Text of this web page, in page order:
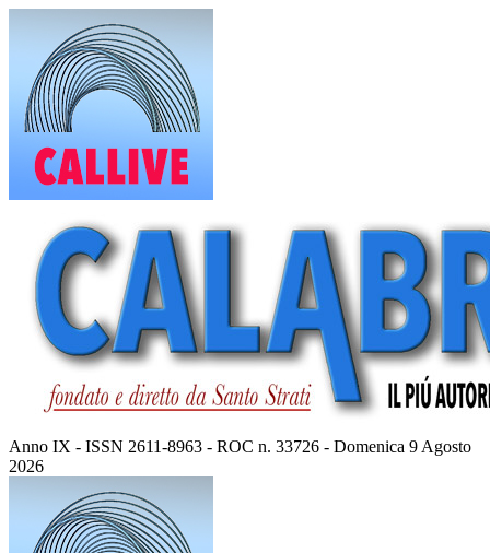
contenuto
Anno IX - ISSN 2611-8963 - ROC n. 33726 - Domenica 9 Agosto
2026